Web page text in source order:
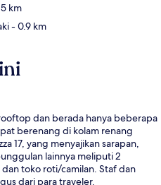
km
- 0.9 km
dan berada hanya beberapa
berenang di kolam renang
17, yang menyajikan sarapan,
lainnya meliputi 2
toko roti/camilan. Staf dan
dari para traveler.